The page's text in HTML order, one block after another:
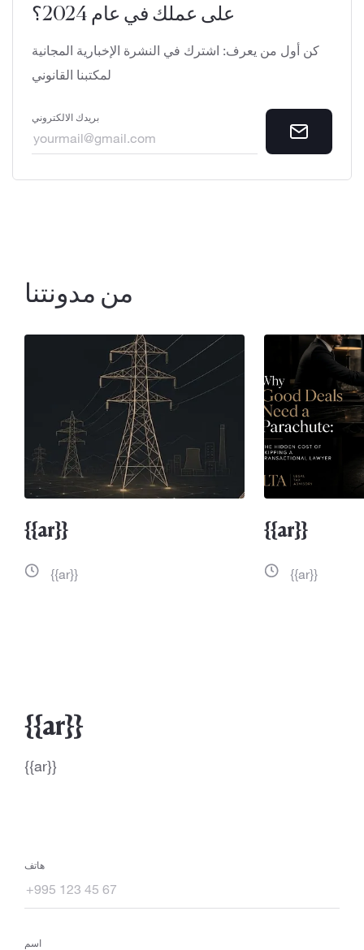
على عملك في عام 2024؟
كن أول من يعرف: اشترك في النشرة الإخبارية المجانية
لمكتبنا القانوني
بريدك الالكتروني
من مدونتنا
{{ar}}
{{ar}}
{{ar}}
{{ar}}
{{ar}}
{{ar}}
هاتف
اسم